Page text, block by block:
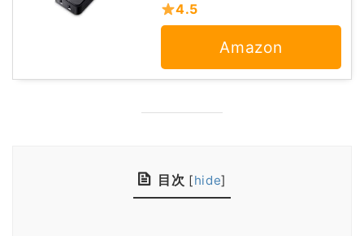
4.5
Amazon
目次 [hide]